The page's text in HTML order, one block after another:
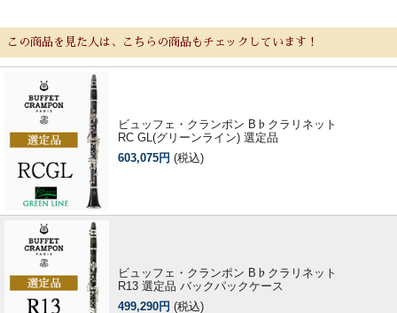
この商品を見た人は、こちらの商品もチェックしています！
ビュッフェ・クランポン B♭クラリネット
RC GL(グリーンライン) 選定品
603,075円 (税込)
ビュッフェ・クランポン B♭クラリネット
R13 選定品 バックパックケース
499,290円 (税込)